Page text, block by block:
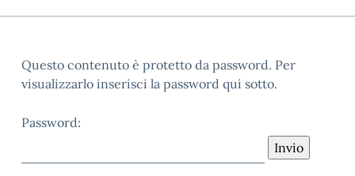
Questo contenuto è protetto da password. Per
visualizzarlo inserisci la password qui sotto.
Password: